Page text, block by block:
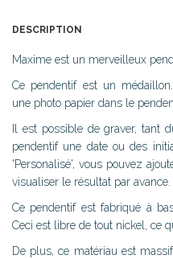
DESCRIPTION
Maxime est un merveilleux
Ce pendentif est un
une photo papier dans le
Il est possible de graver, tant
pendentif une date ou des
'Personalisé', vous pouvez
visualiser le résultat par avance.
Ce pendentif est fabriqué à
Ceci est libre de tout nickel, ce
De plus, ce matériau est